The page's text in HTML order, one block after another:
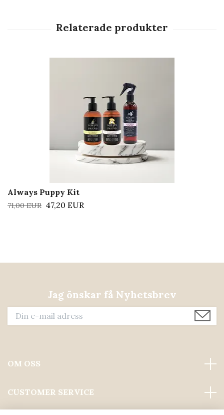
Always Puppy Kit
71,00 EUR 47,20 EUR
Jag önskar få Nyhetsbrev
OM OSS
CUSTOMER SERVICE